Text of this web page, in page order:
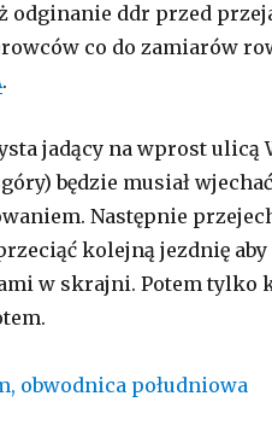
odginanie ddr przed
co do zamiarów
.
jadący na wprost ulicą
góry) będzie musiał
Następnie
kolejną jezdnię
w skrajni. Potem tylko